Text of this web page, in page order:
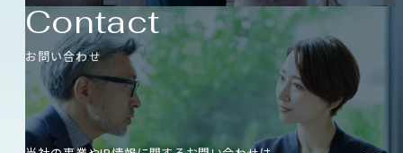
Contact
お問い合わせ